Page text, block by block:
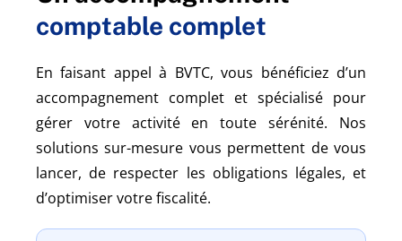
comptable complet
En faisant appel à BVTC, vous bénéficiez d’un
accompagnement complet et spécialisé pour
gérer votre activité en toute sérénité. Nos
solutions sur-mesure vous permettent de vous
lancer, de respecter les obligations légales, et
d’optimiser votre fiscalité.